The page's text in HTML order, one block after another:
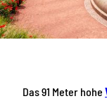
Das 91 Meter hohe